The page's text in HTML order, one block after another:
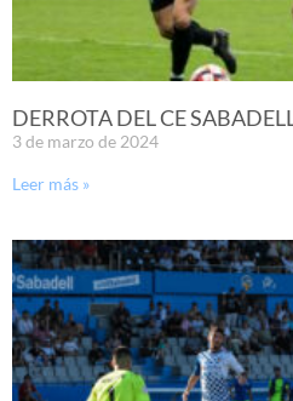
DERROTA DEL CE
3 de marzo de 2024
Leer más »